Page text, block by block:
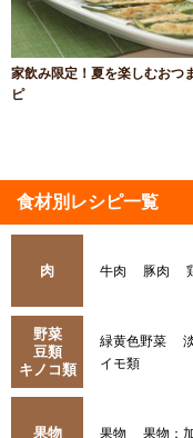
家飲み限定！夏を楽しむおつ
ピ
食材別レシピ一覧
肉 牛肉 豚肉
野菜
豆類
キノコ類
緑黄色野菜
イモ類
果物 果物 果物：